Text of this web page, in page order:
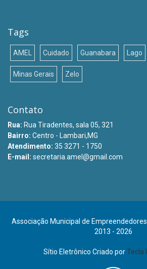
Tags
AMEL Cuidado Guanabara Lago
Minas Gerais Zelo
Contato
Rua: Rua Tiradentes, sala 05, 321
Bairro: Centro - Lambari,MG
Atendimento: 35 3271 - 1750
E-mail: secretaria.amel@gmail.com
Associação Municipal de
2013 - 2026
Sítio Eletrônico Criado porTecla